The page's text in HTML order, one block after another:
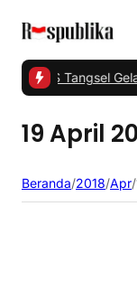
#1 - PKS Tangsel
19 April
Beranda/2018/Apr/